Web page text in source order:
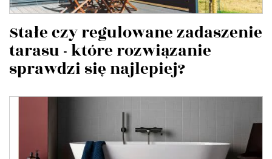
Stałe czy regulowane zadaszenie
tarasu - które rozwiązanie
sprawdzi się najlepiej?